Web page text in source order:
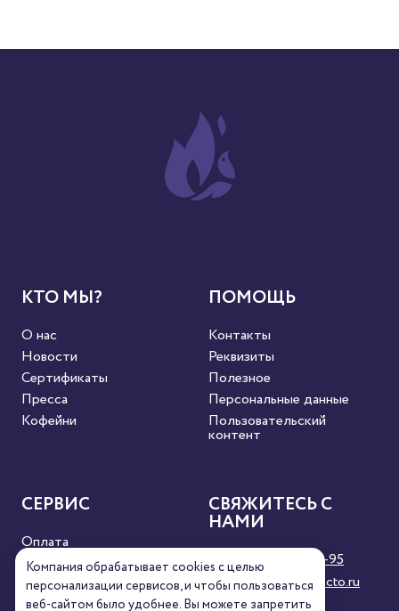
КТО МЫ?
О нас
Новости
Сертификаты
Пресса
Кофейни
ПОМОЩЬ
Контакты
Реквизиты
Полезное
Персональные данные
Пользовательский
контент
СЕРВИС
Оплата
Доставка
Условия продажи
Карта сайта
СВЯЖИТЕСЬ С
НАМИ
8 (800) 333-63-95
orders@torrefacto.ru
Компания обрабатывает cookies с целью
персонализации сервисов, и чтобы пользоваться
веб-сайтом было удобнее. Вы можете запретить